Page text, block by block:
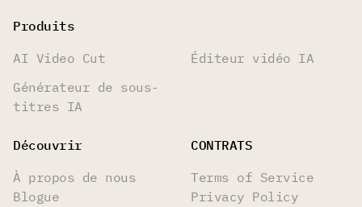
Produits
AI Video Cut
Éditeur vidéo IA
Générateur de sous-
titres IA
Découvrir
À propos de nous
Blogue
CONTRATS
Terms of Service
Privacy Policy